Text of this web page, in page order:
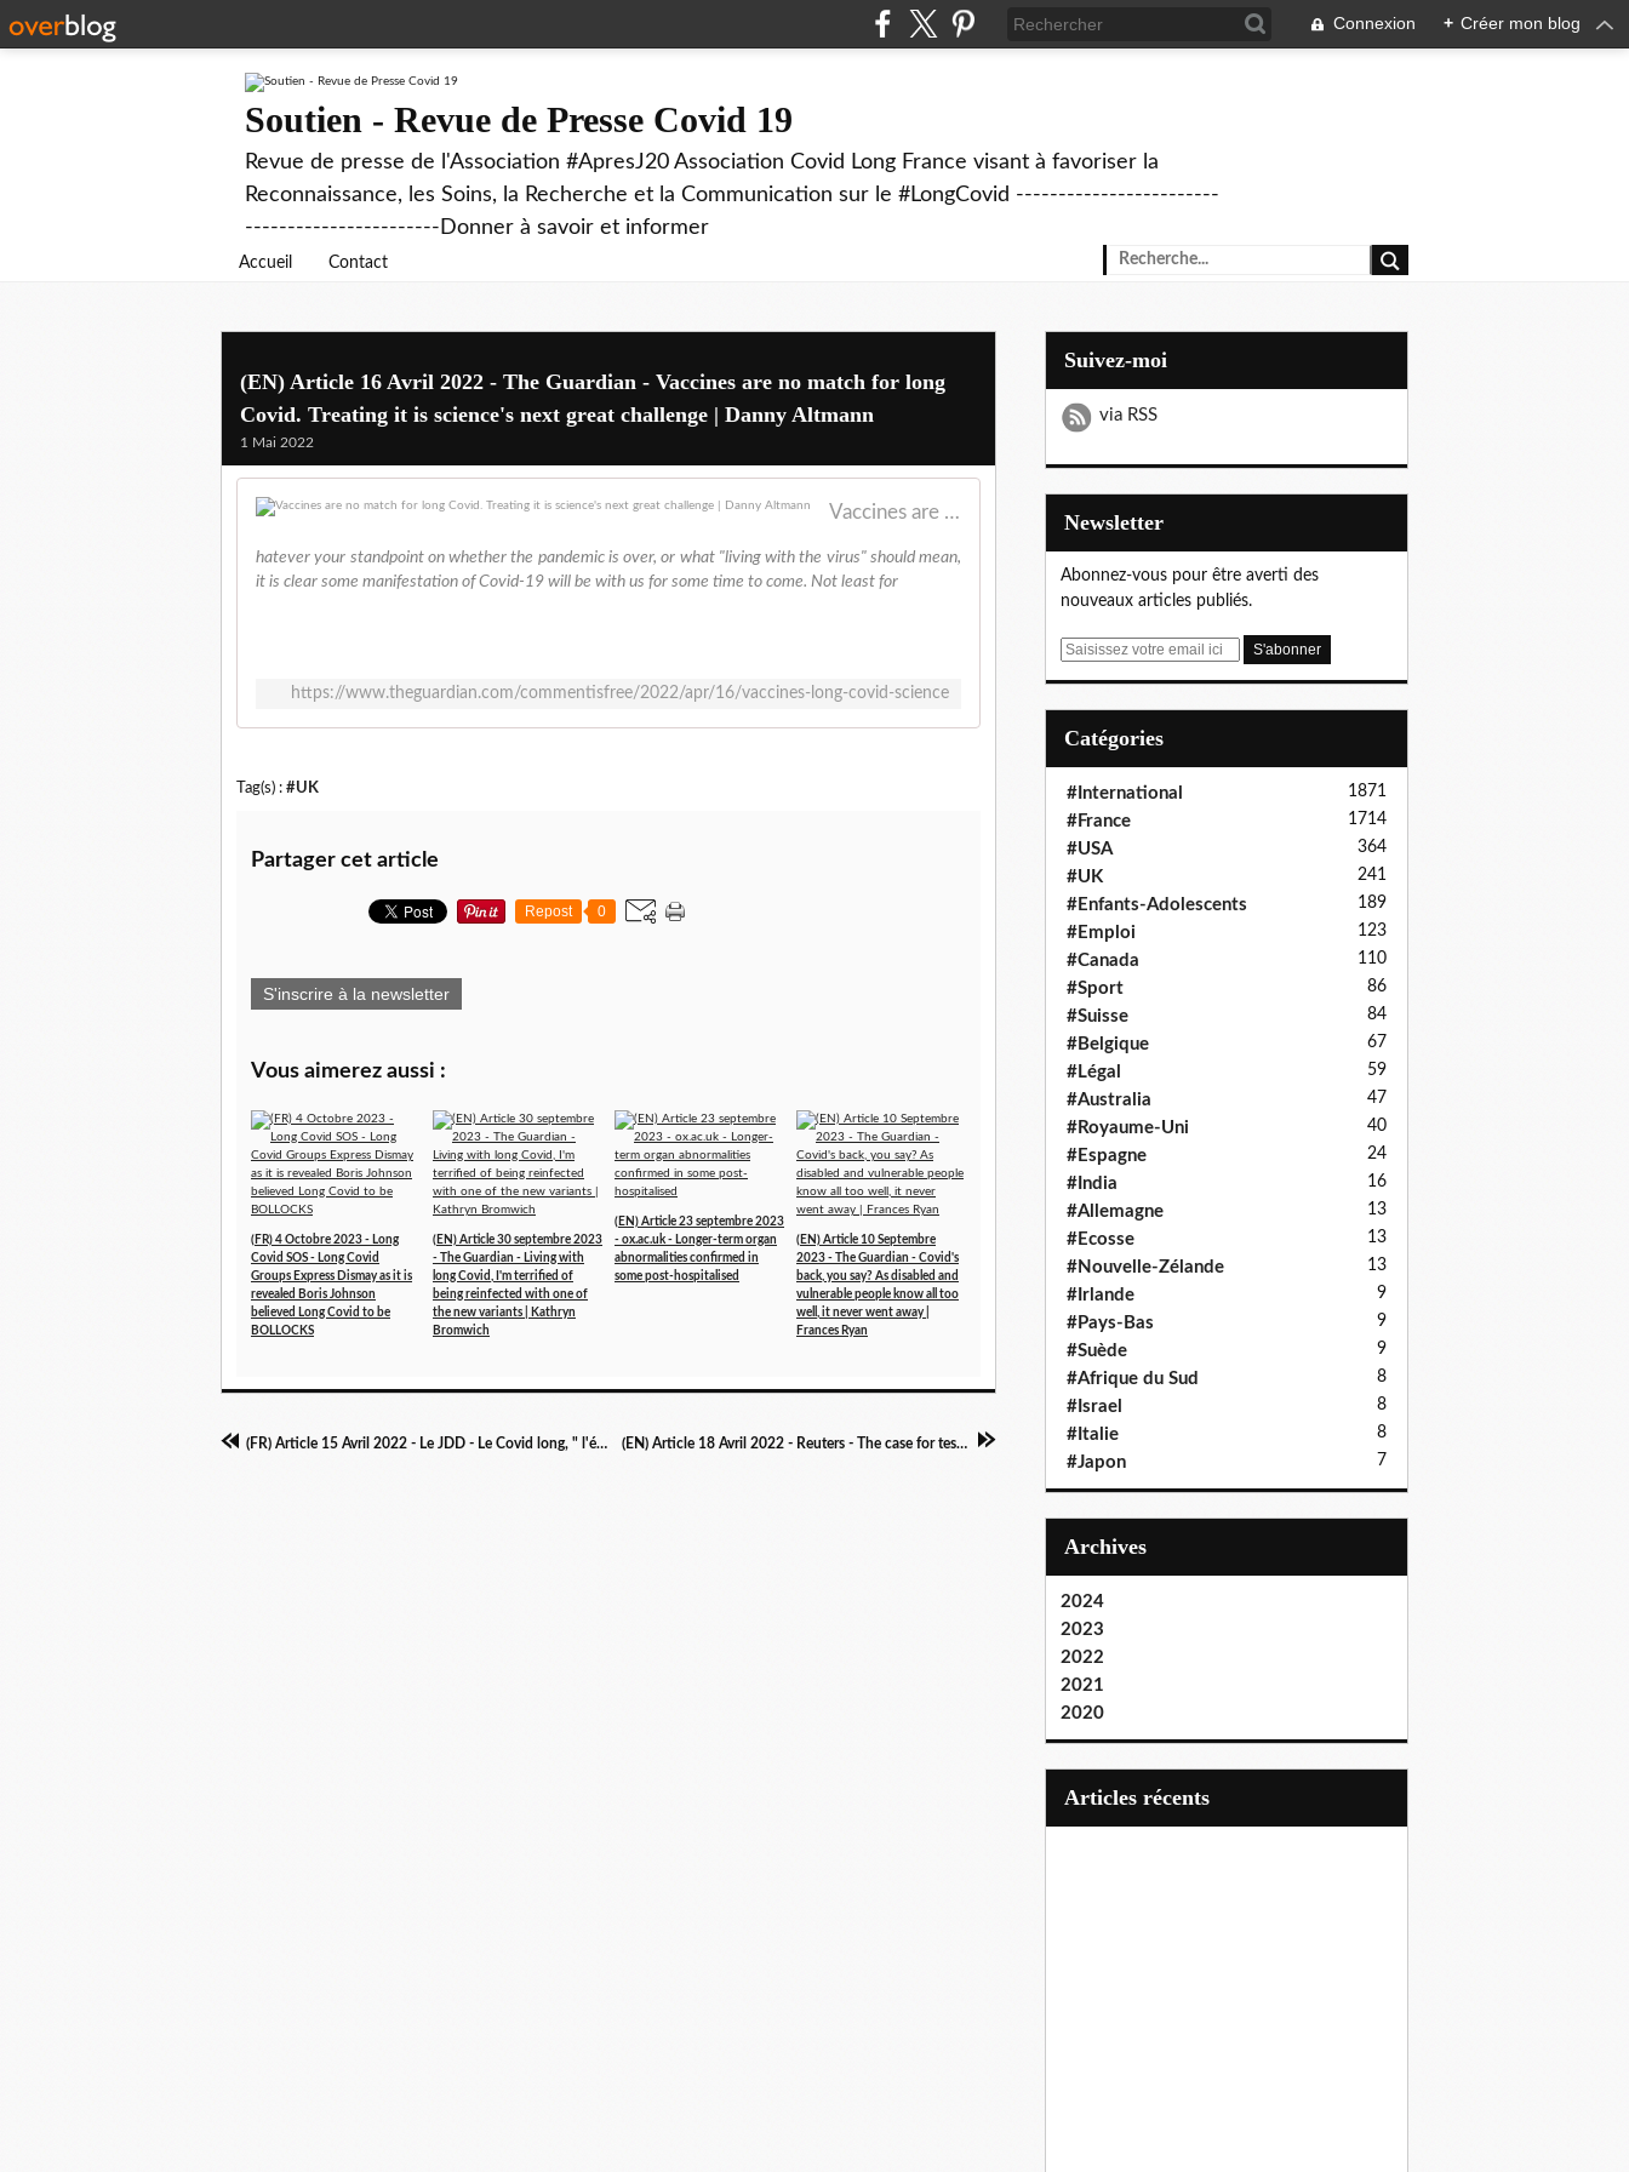
Connexion + Créer mon blog
Soutien - Revue de Presse Covid 19
Revue de presse de l'Association #ApresJ20 Association Covid Long France visant à favoriser la
Reconnaissance, les Soins, la Recherche et la Communication sur le #LongCovid ------------------------
-----------------------Donner à savoir et informer
Accueil Contact
(EN) Article 16 Avril 2022 - The Guardian - Vaccines are no match for long
Covid. Treating it is science's next great challenge | Danny Altmann
1 Mai 2022
Vaccines are no match for long Covid. Treating it is science's next great challenge | Danny Altmann
hatever your standpoint on whether the pandemic is over, or what "living with the virus" should mean,
it is clear some manifestation of Covid-19 will be with us for some time to come. Not least for
https://www.theguardian.com/commentisfree/2022/apr/16/vaccines-long-covid-science
Tag(s) : #UK
Partager cet article
Repost 0
S'inscrire à la newsletter
Vous aimerez aussi :
(FR) 4 Octobre 2023 - Long
Covid SOS - Long Covid
Groups Express Dismay as it is
revealed Boris Johnson
believed Long Covid to be
BOLLOCKS
(EN) Article 30 septembre 2023
- The Guardian - Living with
long Covid, I'm terrified of
being reinfected with one of
the new variants | Kathryn
Bromwich
(EN) Article 23 septembre 2023
- ox.ac.uk - Longer-term organ
abnormalities confirmed in
some post-hospitalised
(EN) Article 10 Septembre
2023 - The Guardian - Covid's
back, you say? As disabled and
vulnerable people know all too
well, it never went away |
Frances Ryan
(FR) Article 15 Avril 2022 - Le JDD - Le Covid long, " l'éléphant dans la pièce " de la politique sanitaire (EN) Article 18 Avril 2022 - Reuters - The case for testing Pfizer's Paxlovid for treating long COVID
Suivez-moi
via RSS
Newsletter
Abonnez-vous pour être averti des
nouveaux articles publiés.
E
Catégories
#International 1871
#France 1714
#USA 364
#UK 241
#Enfants-Adolescents 189
#Emploi 123
#Canada 110
#Sport 86
#Suisse 84
#Belgique 67
#Légal 59
#Australia 47
#Royaume-Uni 40
#Espagne 24
#India 16
#Allemagne 13
#Ecosse 13
#Nouvelle-Zélande 13
#Irlande 9
#Pays-Bas 9
#Suède 9
#Afrique du Sud 8
#Israel 8
#Italie 8
#Japon 7
Archives
2024
2023
2022
2021
2020
articles récents